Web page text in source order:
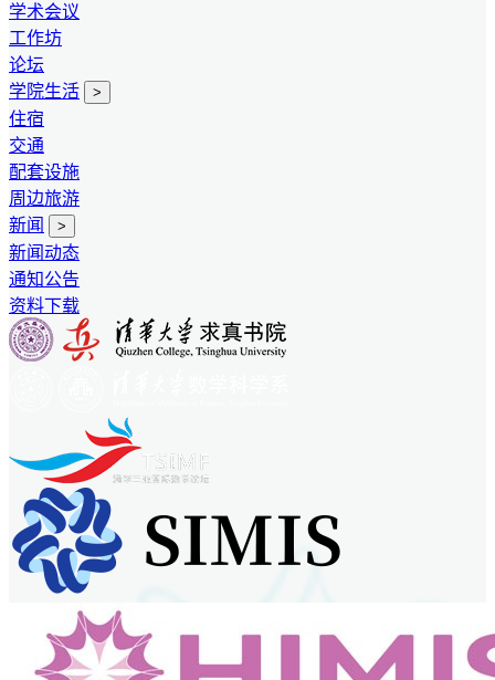
学术会议
工作坊
论坛
学院生活
>
住宿
交通
配套设施
周边旅游
新闻
>
新闻动态
通知公告
资料下载